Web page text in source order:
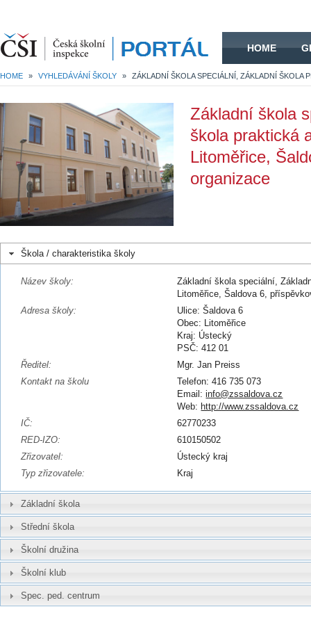
HOME
HOME » VYHLEDÁVÁNÍ ŠKOLY »
Základní škola
škola praktická
Litoměřice,
organizace
Škola / charakteristika školy
Název školy:
Základní škola speciální,
Litoměřice, Šaldova 6,
Adresa školy:
Ulice: Šaldova 6
Obec: Litoměřice
Kraj: Ústecký
PSČ: 412 01
Ředitel:
Mgr. Jan Preiss
Kontakt na školu
Telefon: 416 735 073
Email:info@zssaldova.cz
Web: http://www.zssaldova.cz
IČ:
62770233
RED-IZO:
610150502
Zřizovatel:
Ústecký kraj
Typ zřizovatele:
Kraj
Základní škola
Střední škola
Školní družina
Školní klub
Spec. ped. centrum